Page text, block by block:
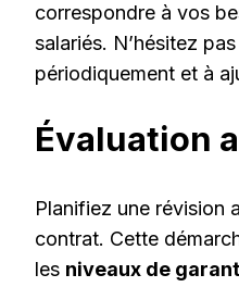
correspondre à vos
salariés. N’hésitez
périodiquement et à
Évaluation
Planifiez une révision
contrat. Cette
les niveaux de